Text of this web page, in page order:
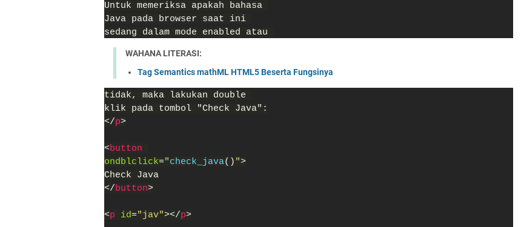
Untuk memeriksa apakah bahasa
Java pada browser saat ini
sedang dalam mode enabled atau
WAHANA LITERASI:
Tag Semantics mathML HTML5 Beserta Fungsinya
tidak, maka lakukan double
klik pada tombol "Check Java":
</p>
<button
ondblclick="check_java() ">
Check Java
</button>
<p id="jav"></p>